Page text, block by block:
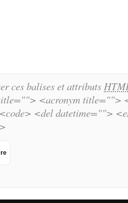
ces balises et attributs
<acronym title="">
<del datetime="">